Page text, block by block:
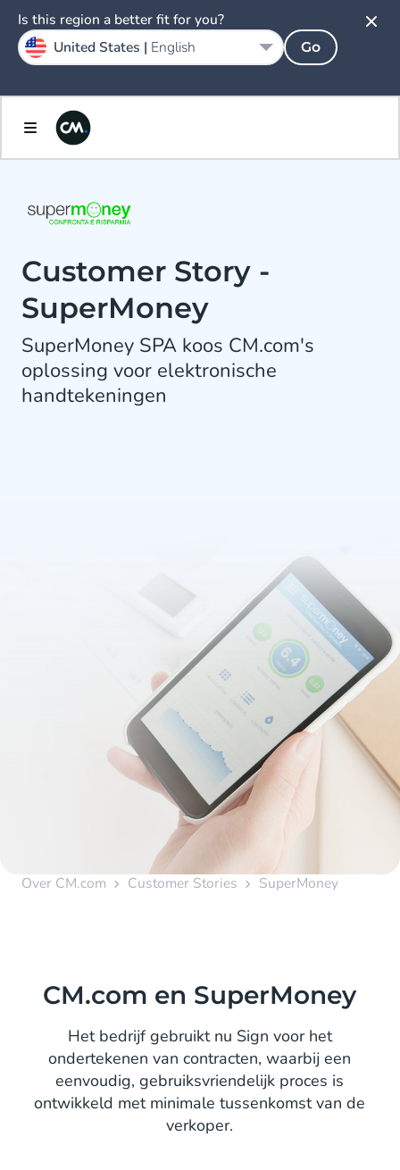
Customer Story -
SuperMoney
SuperMoney SPA koos CM.com's
oplossing voor elektronische
handtekeningen
Over CM.com Customer Stories SuperMoney
CM.com en SuperMoney
Het bedrijf gebruikt nu Sign voor het
ondertekenen van contracten, waarbij een
eenvoudig, gebruiksvriendelijk proces is
ontwikkeld met minimale tussenkomst van de
verkoper.
Is this region a better fit for you?
United States | English Go